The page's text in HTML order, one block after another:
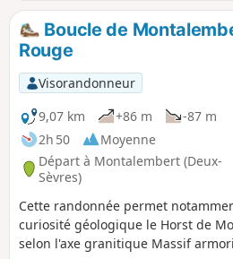
Boucle de
Rouge
Visorandonneur
9,07 km
+86 m
-87 m
2h 50
Moyenne
Départ à Montalembert (Deux-
Sèvres)
Cette randonnée permet
curiosité géologique le Horst de
selon l'axe granitique Massif